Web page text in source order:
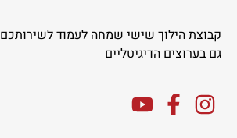
קבוצת הילוך שישי שמחה לעמוד לשירותכם
גם בערוצים הדיגיטליים